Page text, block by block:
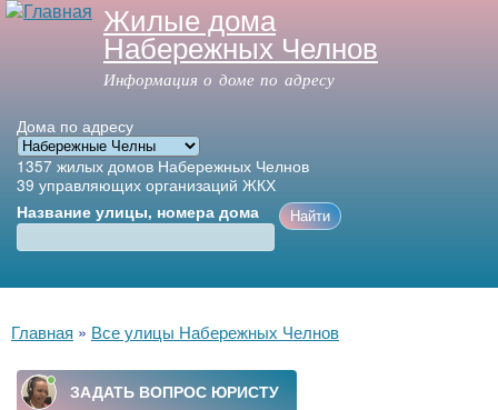
Перейти к
основному
содержанию
Жилые дома
Набережных Челнов
Информация о доме по адресу
Дома по адресу
1357 жилых домов Набережных Челнов
39 управляющих организаций ЖКХ
Название улицы, номера дома
Главное меню
Главная » Все улицы Набережных Челнов